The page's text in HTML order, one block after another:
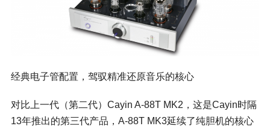
经典电子管配置，驾驭精准还原音乐的核心
对比上一代（第二代）Cayin A-88T MK2，这是Cayin时隔
13年推出的第三代产品，A-88T MK3延续了纯胆机的核心